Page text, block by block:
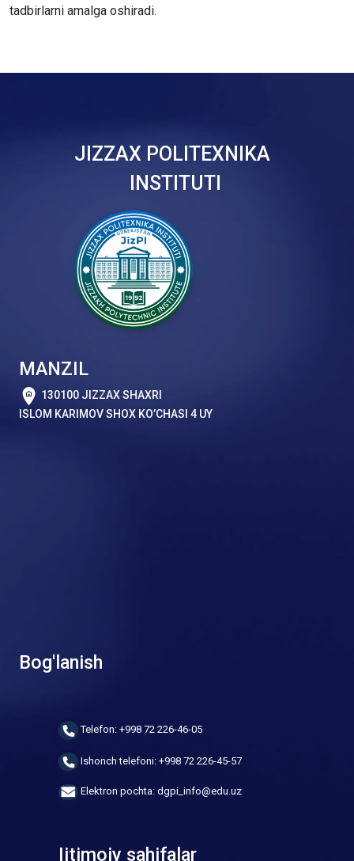
tadbirlarni amalga oshiradi.
JIZZAX POLITEXNIKA
INSTITUTI
MANZIL
130100 JIZZAX SHAXRI
ISLOM KARIMOV SHOX KO’CHASI 4 UY
Bog'lanish
Telefon: +998 72 226-46-05
Ishonch telefoni: +998 72 226-45-57
Elektron pochta: dgpi_info@edu.uz
Ijtimoiy sahifalar